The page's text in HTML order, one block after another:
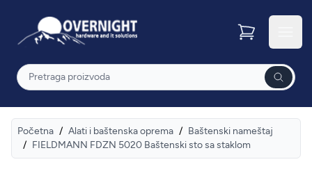
Overnight
Pretraga
Početna / Alati i baštenska oprema / Baštenski nameštaj
/ FIELDMANN FDZN 5020 Baštenski sto sa staklom